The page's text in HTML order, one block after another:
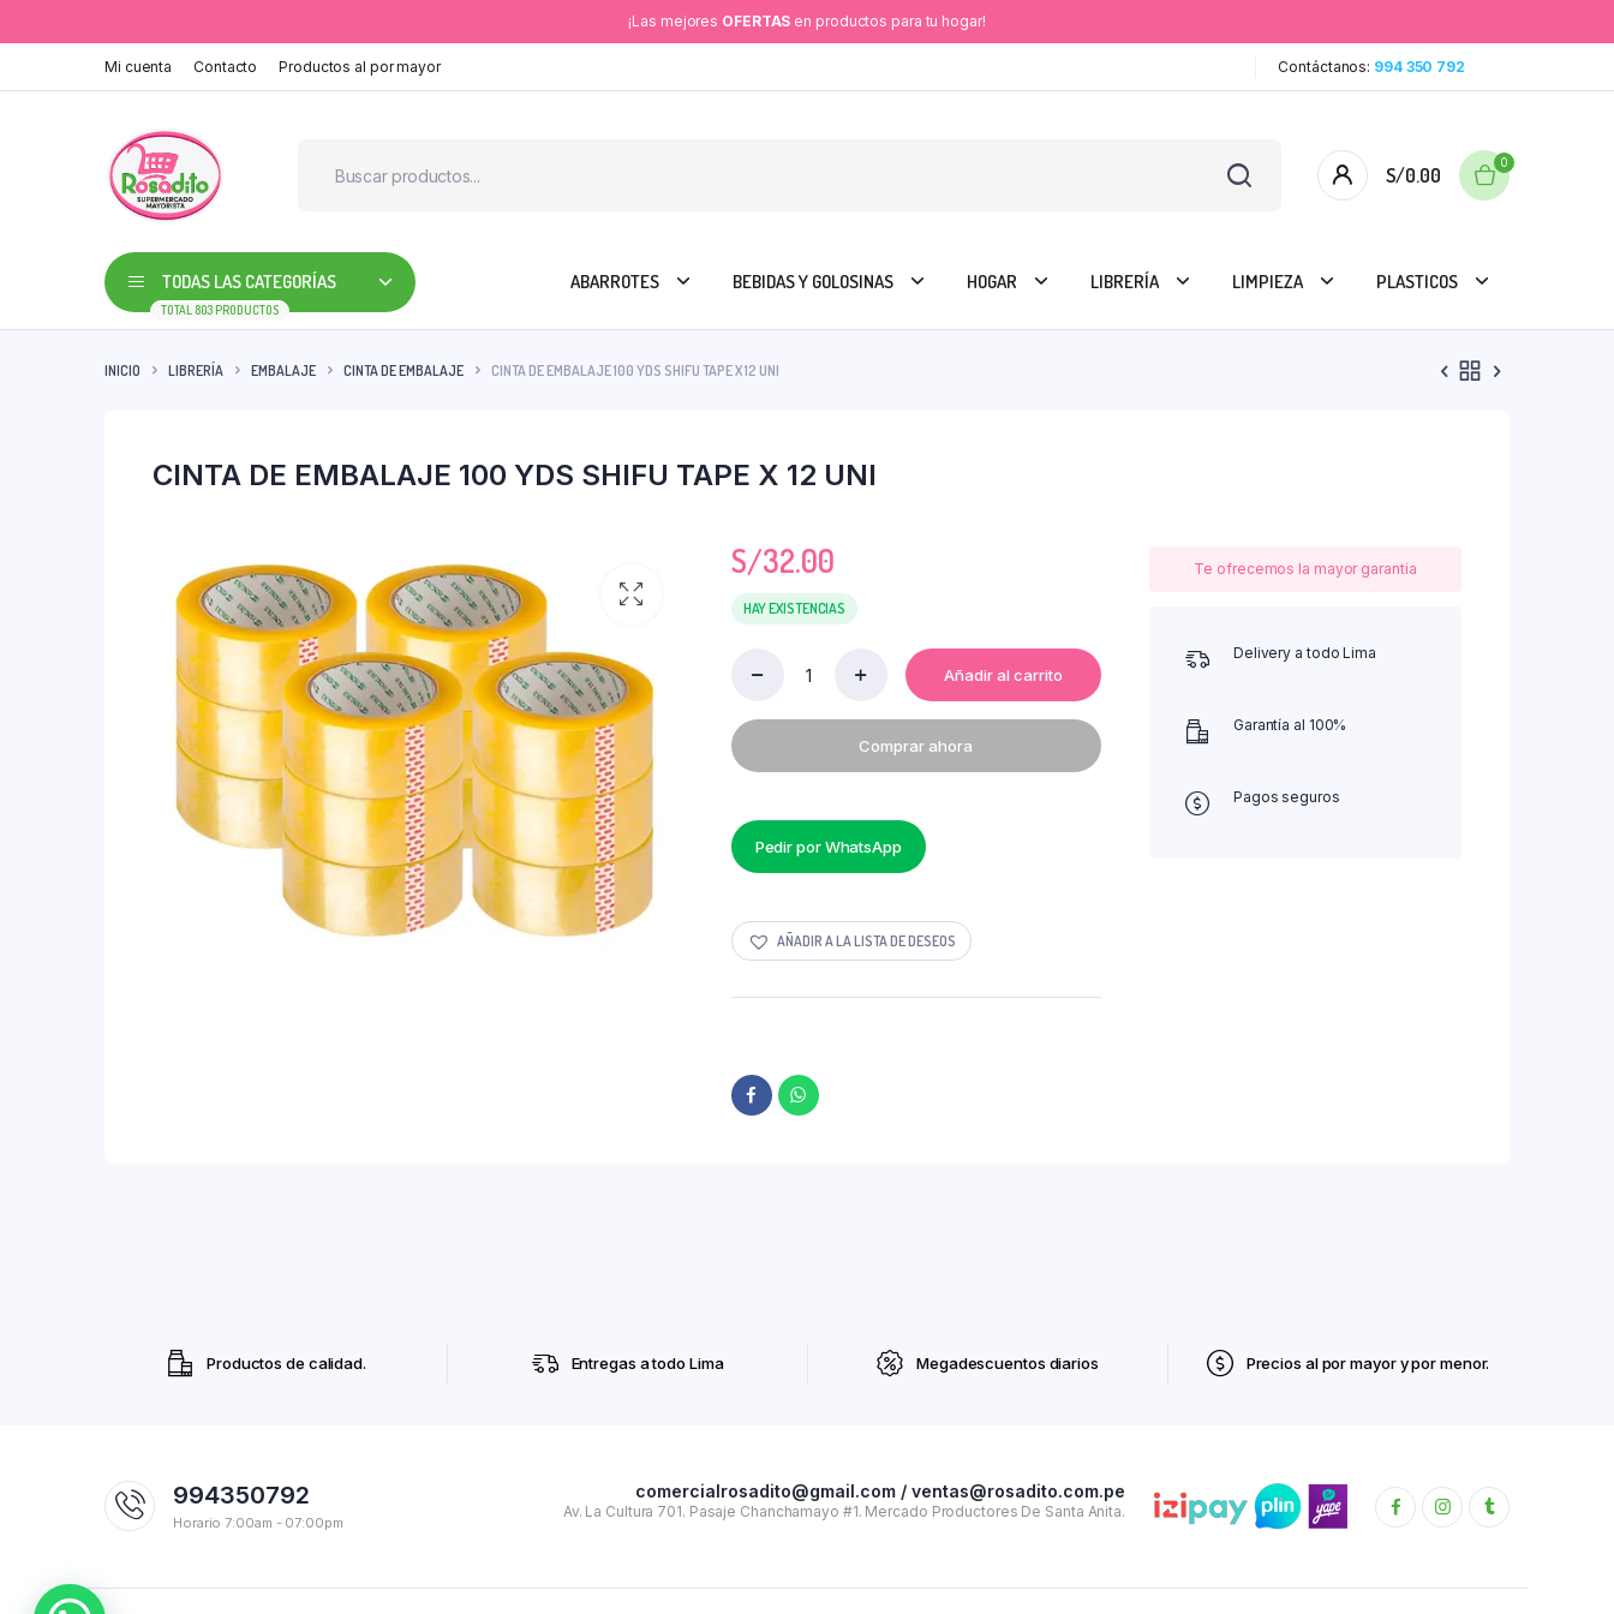
¡Las mejores OFERTAS en productos para tu hogar!
Mi cuenta Contacto Productos al por mayor Contáctanos: 994 350 792
S/0.00
0
TODAS LAS CATEGORÍAS
TOTAL 803 PRODUCTOS
ABARROTES BEBIDAS Y GOLOSINAS HOGAR LIBRERÍA LIMPIEZA PLASTICOS
INICIO LIBRERÍA EMBALAJE CINTA DE EMBALAJE CINTA DE EMBALAJE 100 YDS SHIFU TAPE X 12 UNI
CINTA DE EMBALAJE 100 YDS SHIFU TAPE X 12 UNI
S/32.00
HAY EXISTENCIAS
EMBALAJE
100
YDS
TAPE
X
12
Añadir al carrito
Comprar ahora
Pedir por WhatsApp
AÑADIR A LA LISTA DE DESEOS
Te ofrecemos la mayor garantía
Delivery a todo Lima
Garantía al 100%
Pagos seguros
Productos de calidad. Entregas a todo Lima Megadescuentos diarios Precios al por mayor y por menor.
994350792
Horario 7:00am - 07:00pm
comercialrosadito@gmail.com / ventas@rosadito.com.pe
Av. La Cultura 701. Pasaje Chanchamayo #1. Mercado Productores De Santa Anita.